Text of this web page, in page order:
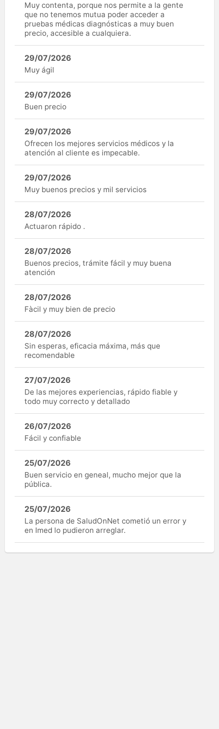
Muy contenta, porque nos permite a la gente
que no tenemos mutua poder acceder a
pruebas médicas diagnósticas a muy buen
precio, accesible a cualquiera.
29/07/2026
Muy ágil
29/07/2026
Buen precio
29/07/2026
Ofrecen los mejores servicios médicos y la
atención al cliente es impecable.
29/07/2026
Muy buenos precios y mil servicios
28/07/2026
Actuaron rápido .
28/07/2026
Buenos precios, trámite fácil y muy buena
atención
28/07/2026
Fàcil y muy bien de precio
28/07/2026
Sin esperas, eficacia máxima, más que
recomendable
27/07/2026
De las mejores experiencias, rápido fiable y
todo muy correcto y detallado
26/07/2026
Fácil y confiable
25/07/2026
Buen servicio en geneal, mucho mejor que la
pública.
25/07/2026
La persona de SaludOnNet cometió un error y
en Imed lo pudieron arreglar.